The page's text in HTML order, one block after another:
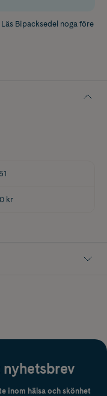
Bipacksedel noga före
kr
nyhetsbrev
inom hälsa och skönhet